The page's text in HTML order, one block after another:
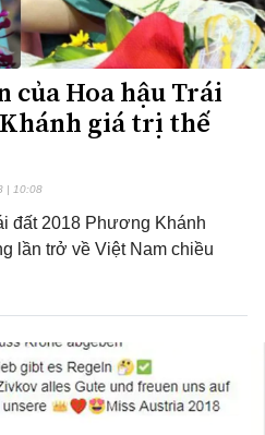
của Hoa hậu Trái
giá trị thế
| 10:08
đất 2018 Phương Khánh
lần trở về Việt Nam chiều